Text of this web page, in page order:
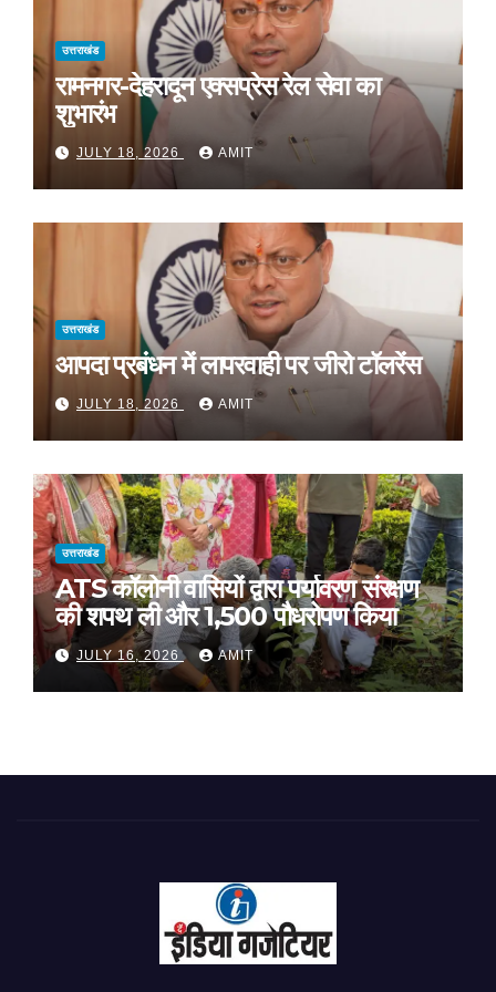
उत्तराखंड
रामनगर-देहरादून एक्सप्रेस रेल सेवा का
शुभारंभ
JULY 18, 2026 AMIT
उत्तराखंड
आपदा प्रबंधन में लापरवाही पर जीरो टॉलरेंस
JULY 18, 2026 AMIT
उत्तराखंड
ATS कॉलोनी वासियों द्वारा पर्यावरण संरक्षण
की शपथ ली और 1,500 पौधरोपण किया
JULY 16, 2026 AMIT